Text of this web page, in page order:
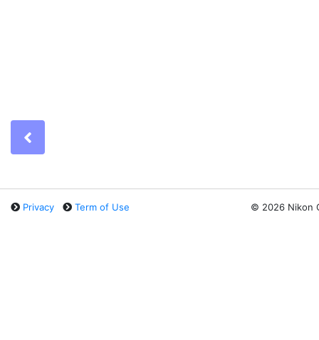
Privacy Term of Use © 2026 Nikon